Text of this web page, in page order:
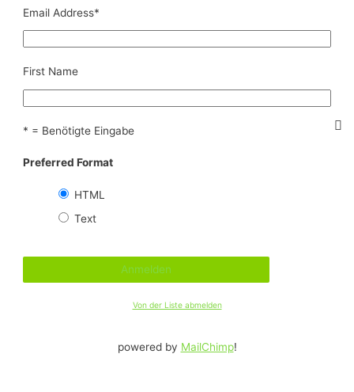
Email Address*
First Name
* = Benötigte Eingabe
Preferred Format
HTML
Text
Von der Liste abmelden
powered by MailChimp!